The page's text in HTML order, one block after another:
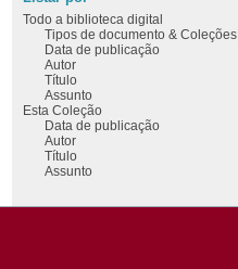
Todo a biblioteca digital
Tipos de documento & Coleções
Data de publicação
Autor
Título
Assunto
Esta Coleção
Data de publicação
Autor
Título
Assunto